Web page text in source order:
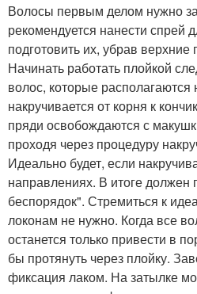
Волосы первым делом нужно
рекомендуется нанести спрей
подготовить их, убрав
Начинать работать плойкой
волос, которые
накручивается от корня к
пряди освобождаются с
проходя через процедуру
Идеально будет, если
направлениях. В итоге должен
беспорядок". Стремиться к
локонам не нужно. Когда все
останется только привести в
бы протянуть через плойку.
фиксация лаком. На затылке